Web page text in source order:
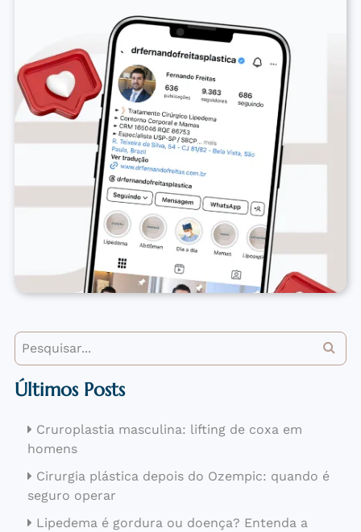
Últimos Posts
Cruroplastia masculina: lifting de coxa em
homens
Cirurgia plástica depois do Ozempic: quando é
seguro operar
Lipedema é gordura ou doença? Entenda a